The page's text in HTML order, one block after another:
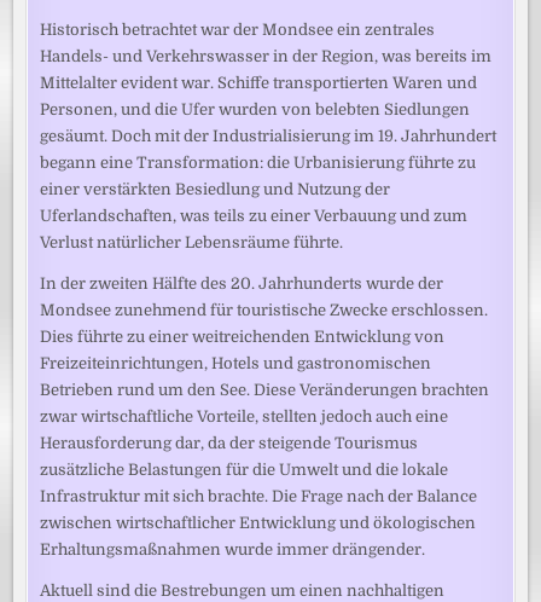
Historisch betrachtet war der Mondsee ein zentrales
Handels- und Verkehrswasser in der Region, was bereits im
Mittelalter evident war. Schiffe transportierten Waren und
Personen, und die Ufer wurden von belebten Siedlungen
gesäumt. Doch mit der Industrialisierung im 19. Jahrhundert
begann eine Transformation: die Urbanisierung führte zu
einer verstärkten Besiedlung und Nutzung der
Uferlandschaften, was teils zu einer Verbauung und zum
Verlust natürlicher Lebensräume führte.
In der zweiten Hälfte des 20. Jahrhunderts wurde der
Mondsee zunehmend für touristische Zwecke erschlossen.
Dies führte zu einer weitreichenden Entwicklung von
Freizeiteinrichtungen, Hotels und gastronomischen
Betrieben rund um den See. Diese Veränderungen brachten
zwar wirtschaftliche Vorteile, stellten jedoch auch eine
Herausforderung dar, da der steigende Tourismus
zusätzliche Belastungen für die Umwelt und die lokale
Infrastruktur mit sich brachte. Die Frage nach der Balance
zwischen wirtschaftlicher Entwicklung und ökologischen
Erhaltungsmaßnahmen wurde immer drängender.
Aktuell sind die Bestrebungen um einen nachhaltigen